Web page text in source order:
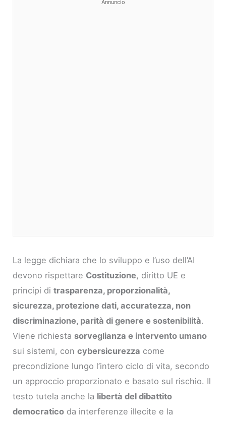
Annuncio
La legge dichiara che lo sviluppo e l’uso dell’AI
devono rispettare Costituzione, diritto UE e
principi ditrasparenza, proporzionalità,
sicurezza, protezione dati, accuratezza, non
discriminazione, parità di genere e sostenibilità.
Viene richiesta sorveglianza e intervento umano
sui sistemi, concybersicurezza come
precondizione lungo l’intero ciclo di vita, secondo
un approccio proporzionato e basato sul rischio. Il
testo tutela anche la libertà del dibattito
democratico da interferenze illecite e la